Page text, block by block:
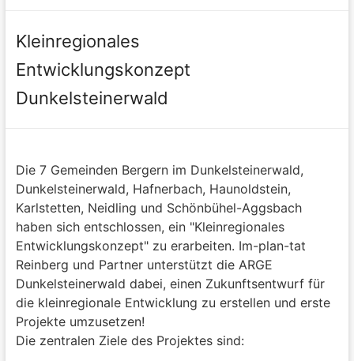
Kleinregionales
Entwicklungskonzept
Dunkelsteinerwald
Die 7 Gemeinden Bergern im Dunkelsteinerwald,
Dunkelsteinerwald, Hafnerbach, Haunoldstein,
Karlstetten, Neidling und Schönbühel-Aggsbach
haben sich entschlossen, ein "Kleinregionales
Entwicklungskonzept" zu erarbeiten. Im-plan-tat
Reinberg und Partner unterstützt die ARGE
Dunkelsteinerwald dabei, einen Zukunftsentwurf für
die kleinregionale Entwicklung zu erstellen und erste
Projekte umzusetzen!
Die zentralen Ziele des Projektes sind: